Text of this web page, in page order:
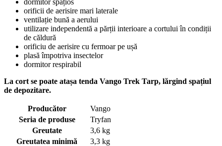
orificii de aerisire mari laterale
ventilație bună a aerului
utilizare independentă a părții interioare a cortului în condiții
de căldură
orificiu de aerisire cu fermoar pe ușă
plasă împotriva insectelor
dormitor respirabil
La cort se poate atașa tenda Vango Trek Tarp, lărgind spațiul
de depozitare.
Producător
Vango
Seria de produse
Tryfan
Greutate
3,6 kg
Greutatea minimă
3,3 kg